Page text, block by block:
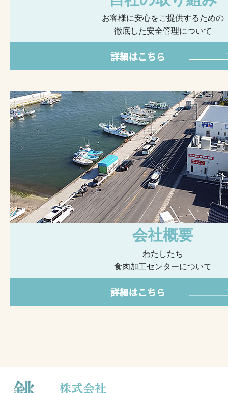
お客様に安心をご提供するための
徹底した安全管理について
会社概要
わたしたち
食肉加工センターについて